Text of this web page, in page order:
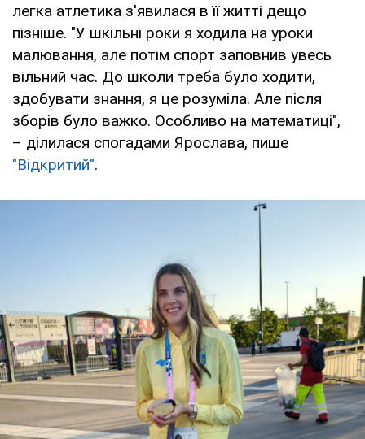
легка атлетика з'явилася в її житті дещо
пізніше. "У шкільні роки я ходила на уроки
малювання, але потім спорт заповнив увесь
вільний час. До школи треба було ходити,
здобувати знання, я це розуміла. Але після
зборів було важко. Особливо на математиці",
– ділилася спогадами Ярослава, пише
"Відкритий".